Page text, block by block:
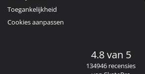
Toegankelijkheid
Cookies aanpassen
4.8 van 5
134946 recensies